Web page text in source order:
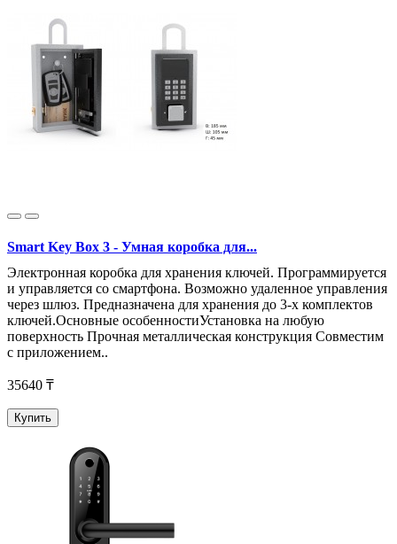
Smart Key Box 3 - Умная коробка для...
Электронная коробка для хранения ключей. Программируется
и управляется со смартфона. Возможно удаленное управления
через шлюз. Предназначена для хранения до 3-х комплектов
ключей.Основные особенностиУстановка на любую
поверхность Прочная металлическая конструкция Совместим
с приложением..
35640 ₸
Купить